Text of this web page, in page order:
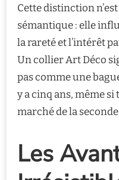
Cette distinction
sémantique : elle
la rareté et l’intérêt
Un collier Art Déco
pas comme une
y a cinq ans, même
marché de la
Les